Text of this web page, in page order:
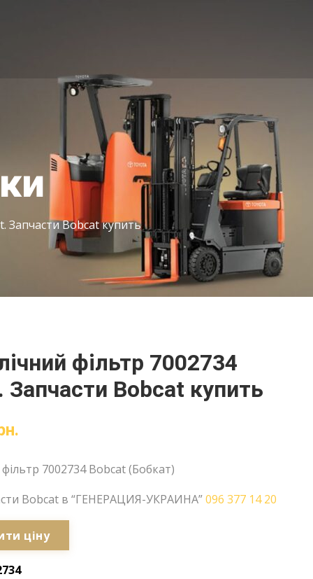
Запчасти Bobcat купить
фільтр 7002734
Запчасти Bobcat купить
фільтр 7002734 Bobcat (Бобкат)
Bobcat в “ГЕНЕРАЦИЯ-УКРАИНА”096 377 14 20
ціну